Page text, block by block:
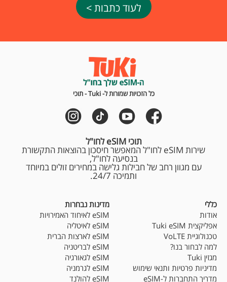
לעוד כתבות >
כל הזכויות שמורות ל- Tuki - תוכי
תוכי eSIM לחו"ל
שירות eSIM לחו"ל המאפשר חיסכון בהוצאות התקשורת
בנסיעה לחו"ל,
עם מגוון רחב של חבילות גלישה במחירים זולים במיוחד
ותמיכה 24/7.
כללי
אודות
אפליקצית Tuki eSIM
טכנולוגיית VoLTE
למה לבחור בנו?
מגזין Tuki
מדיניות פרטיות ותנאי שימוש
מדריך התחברות ל-eSIM
מדינות נבחרות
eSIM לאיחוד האמירויות
eSIM לאיטליה
eSIM לארצות הברית
eSIM לבריטניה
eSIM לגאורגיה
eSIM לגרמניה
eSIM להולנד